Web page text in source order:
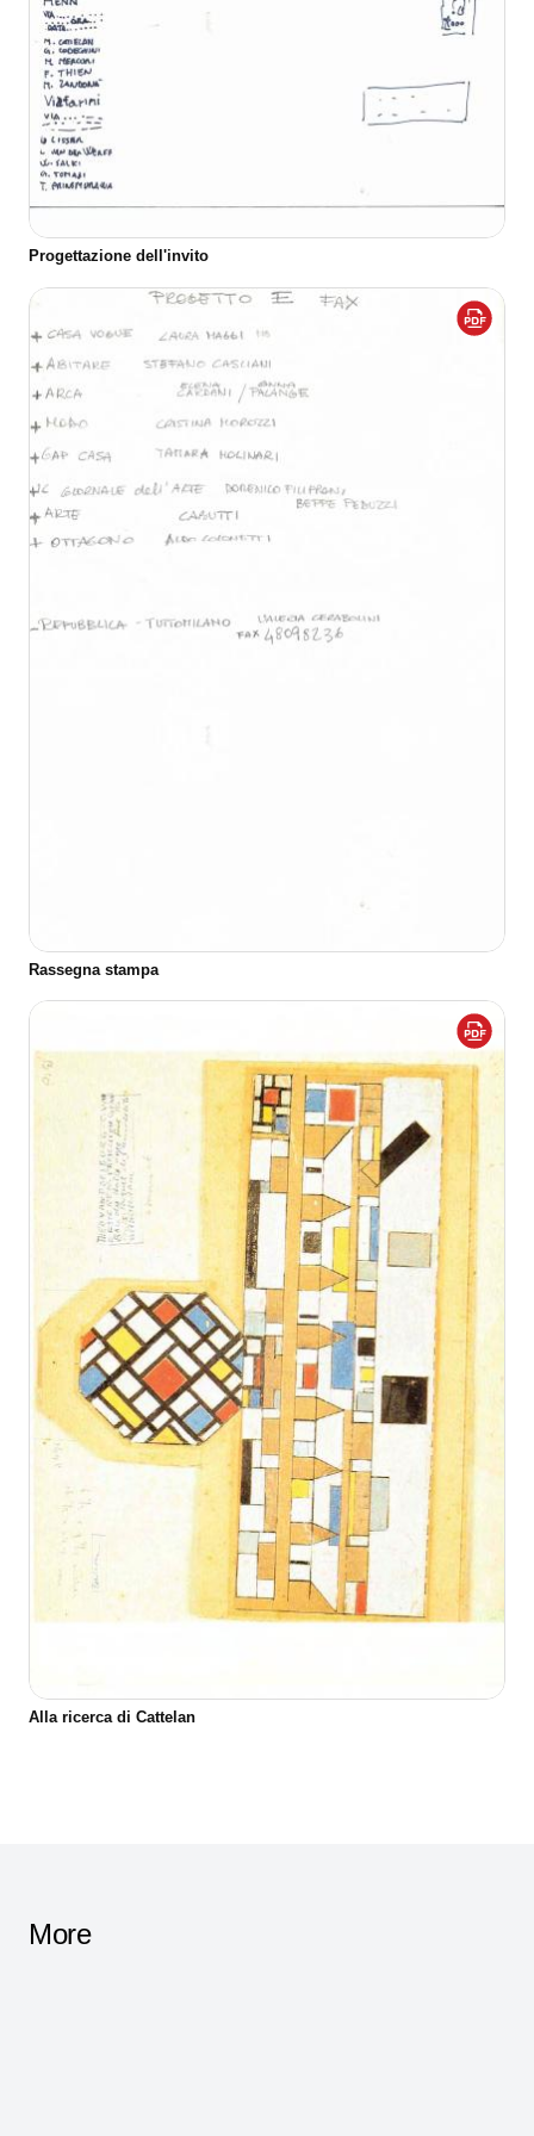
Progettazione dell'invito
Rassegna stampa
Alla ricerca di Cattelan
More